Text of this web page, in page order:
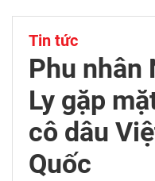
Tin tức
Phu nhân
Ly gặp
cô dâu
Quốc